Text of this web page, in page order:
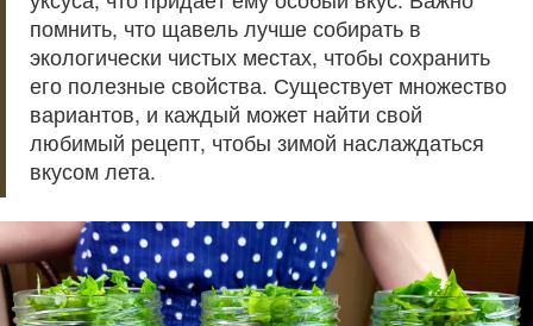
помнить, что щавель лучше собирать в
экологически чистых местах, чтобы сохранить
его полезные свойства. Существует множество
вариантов, и каждый может найти свой
любимый рецепт, чтобы зимой наслаждаться
вкусом лета.